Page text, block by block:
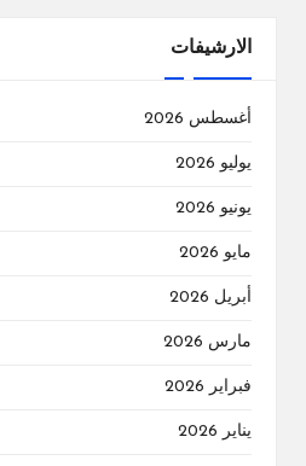
الارشيفات
أغسطس 2026
يوليو 2026
يونيو 2026
مايو 2026
أبريل 2026
مارس 2026
فبراير 2026
يناير 2026